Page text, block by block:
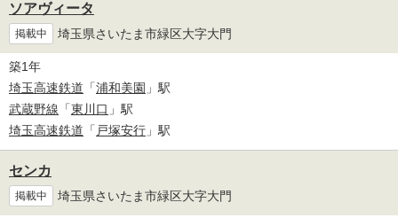
ソアヴィータ
掲載中 埼玉県さいたま市緑区大字大門
築1年
埼玉高速鉄道 「浦和美園 」駅
武蔵野線 「東川口 」駅
埼玉高速鉄道 「 戸塚安行 」駅
センカ
掲載中 埼玉県さいたま市緑区大字大門